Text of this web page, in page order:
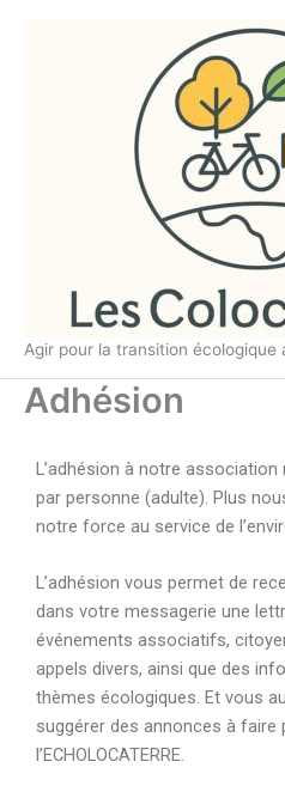
Agir pour la transition écologique
Adhésion
L’adhésion à notre
par personne (adulte). Plus
notre force au service de
L’adhésion vous permet de
dans votre messagerie une
événements associatifs,
appels divers, ainsi que des
thèmes écologiques. Et vous
suggérer des annonces à faire
l’ECHOLOCATERRE.